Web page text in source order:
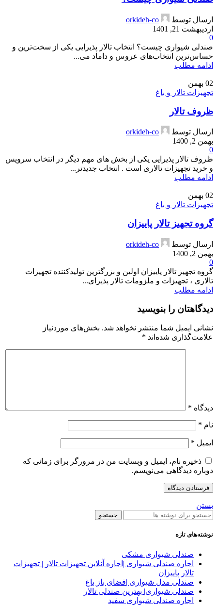
ارسال توسط
orkideh-co
اردیبهشت 21, 1401
0
صندلی شیواری چیست؟ انتخاب تالار پذیرایی یکی از سخت‌ترین و
حساس‌ترین انتخاب‌های عروس و داماد می‌...
ادامه مطلب
02 بهمن
تجهیزات تالار و باغ
ظروف تالار
ارسال توسط
orkideh-co
بهمن 2, 1400
0
ظروف تالار پذیرایی یکی از بخش های مهم دیگر در انتخاب سرویس
و خرید تجهیزات تالاری است . انتخاب جدیدتر...
ادامه مطلب
02 بهمن
تجهیزات تالار و باغ
گروه تجهیز تالار پاییزان
ارسال توسط
orkideh-co
بهمن 2, 1400
0
گروه تجهیز تالار پاییزان اولین و بزرگترین تولیدکننده تجهیزات
تالاری ، تجهیزات و ملزومات تالار پذیرای...
ادامه مطلب
دیدگاهتان را بنویسید
نشانی ایمیل شما منتشر نخواهد شد. بخش‌های موردنیاز
علامت‌گذاری شده‌اند *
دیدگاه *
نام *
ایمیل *
ذخیره نام، ایمیل و وبسایت من در مرورگر برای زمانی که
دوباره دیدگاهی می‌نویسم.
بستن
جستجو
نوشته‌های تازه
صندلی شیواری مشکی
اجاره صندلی شیواری |اجاره آنلاین تجهیزات تالار | تجهیزات
تالار پاییزان
صندلی مدل شیواری |فضای باز باغ
صندلی شیواری| بهترین صندلی تالار
اجاره صندلی شیواری سفید